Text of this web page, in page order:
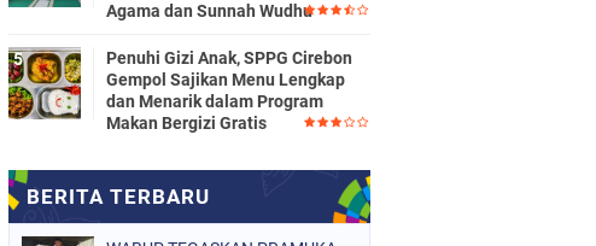
Agama dan Sunnah Wudhu
Penuhi Gizi Anak, SPPG Cirebon
Gempol Sajikan Menu Lengkap
dan Menarik dalam Program
Makan Bergizi Gratis